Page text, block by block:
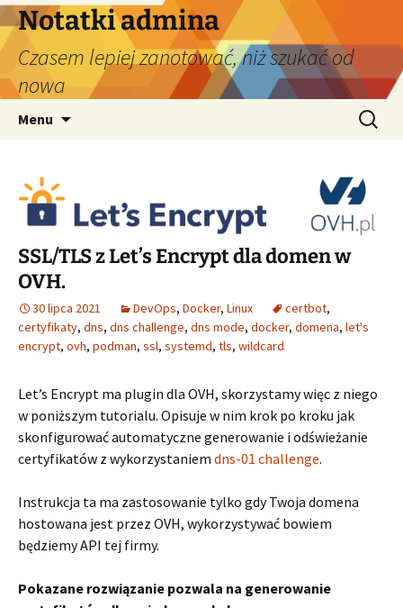
Przejdź
do
treści
Notatki admina
Czasem lepiej zanotować, niż szukać od
nowa
Menu Szukaj:
SSL/TLS z Let’s Encrypt dla domen w
OVH.
30 lipca 2021 DevOps, Docker, Linux certbot,
certyfikaty, dns, dns challenge, dns mode, docker, domena, let's
encrypt, ovh, podman, ssl, systemd, tls, wildcard
Let’s Encrypt ma plugin dla OVH, skorzystamy więc z niego
w poniższym tutorialu. Opisuje w nim krok po kroku jak
skonfigurować automatyczne generowanie i odświeżanie
certyfikatów z wykorzystaniem dns-01 challenge.
Instrukcja ta ma zastosowanie tylko gdy Twoja domena
hostowana jest przez OVH, wykorzystywać bowiem
będziemy API tej firmy.
Pokazane rozwiązanie pozwala na generowanie